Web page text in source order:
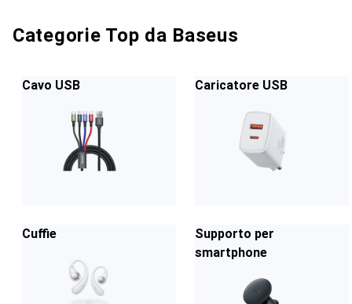
Categorie Top da Baseus
Cavo USB Caricatore USB
Cuffie
Supporto per
smartphone